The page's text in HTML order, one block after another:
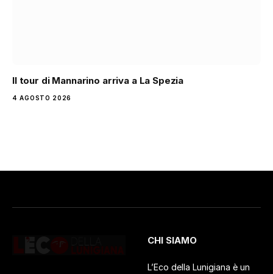
Il tour di Mannarino arriva a La Spezia
4 AGOSTO 2026
CHI SIAMO
L’Eco della Lunigiana è un